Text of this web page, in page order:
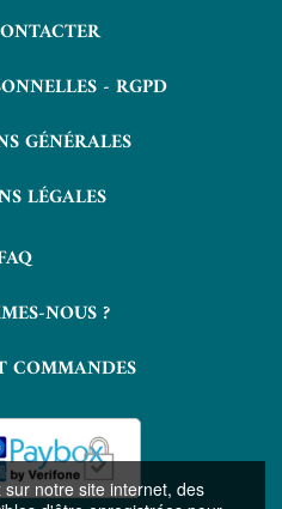
notre site internet, des
- RGPD
GÉNÉRALES
LÉGALES
NOUS ?
COMMANDES